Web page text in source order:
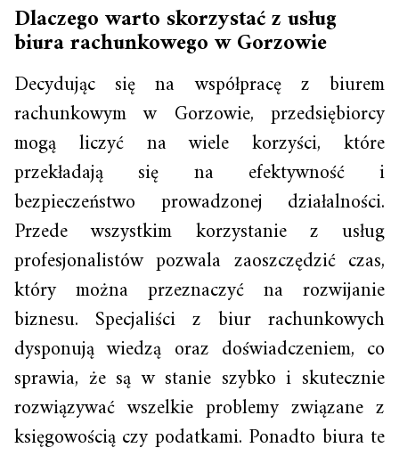
Dlaczego warto skorzystać z usług
biura rachunkowego w Gorzowie
Decydując się na współpracę z biurem
rachunkowym w Gorzowie, przedsiębiorcy
mogą liczyć na wiele korzyści, które
przekładają się na efektywność i
bezpieczeństwo prowadzonej działalności.
Przede wszystkim korzystanie z usług
profesjonalistów pozwala zaoszczędzić czas,
który można przeznaczyć na rozwijanie
biznesu. Specjaliści z biur rachunkowych
dysponują wiedzą oraz doświadczeniem, co
sprawia, że są w stanie szybko i skutecznie
rozwiązywać wszelkie problemy związane z
księgowością czy podatkami. Ponadto biura te